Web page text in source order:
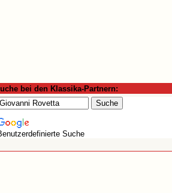
bei den Klassika-Partnern:
Suche